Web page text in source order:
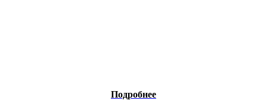
Подробнее